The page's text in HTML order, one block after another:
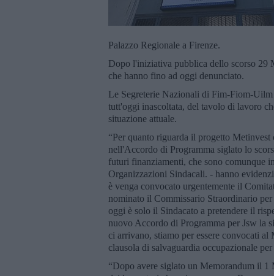
Palazzo Regionale a Firenze.
Dopo l'iniziativa pubblica dello scorso 29
che hanno fino ad oggi denunciato.
Le Segreterie Nazionali di Fim-Fiom-
tutt'oggi inascoltata, del tavolo di lavoro
situazione attuale.
“Per quanto riguarda il progetto
nell'Accordo di Programma siglato lo
futuri finanziamenti, che sono comunque
Organizzazioni Sindacali. - hanno
è venga convocato urgentemente il
nominato il Commissario Straordinario
oggi è solo il Sindacato a pretendere il
nuovo Accordo di Programma per Jsw la
ci arrivano, stiamo per essere convocati
clausola di salvaguardia occupazionale
“Dopo avere siglato un Memorandum il 1